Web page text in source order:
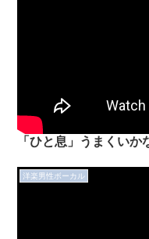
「ひと息」うまくいか
洋楽男性ボーカル